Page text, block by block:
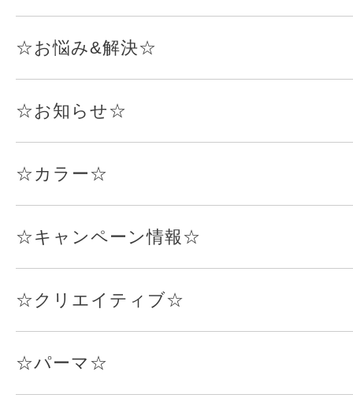
☆お悩み&解決☆
☆お知らせ☆
☆カラー☆
☆キャンペーン情報☆
☆クリエイティブ☆
☆パーマ☆